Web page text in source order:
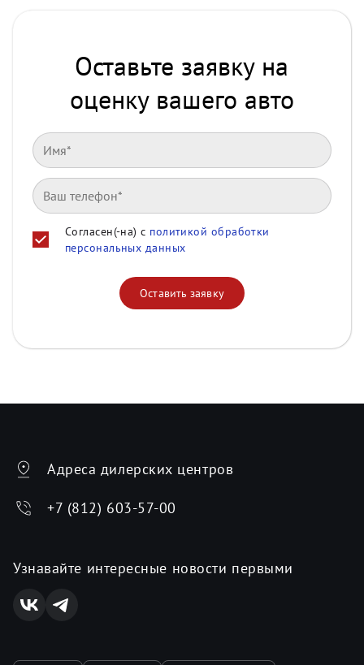
Оставьте заявку на
оценку вашего авто
Согласен(-на) с политикой обработки
персональных данных
Оставить заявку
Адреса дилерских центров
+7 (812) 603-57-00
Узнавайте интересные новости первыми